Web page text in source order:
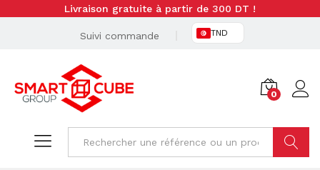
Livraison gratuite à partir de 300 DT !
Suivi commande TND
0